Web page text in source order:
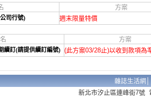
方案
司行號) 週末限量特價
方案
續訂(請提供續訂編號) (此方案03/28止)以收到款項為
雜誌生活網
新北市汐止區連峰街7號